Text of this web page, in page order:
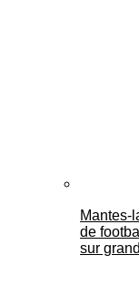
Mantes-
de
sur